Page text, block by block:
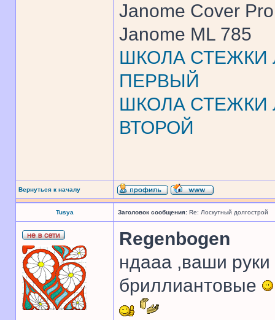
Janome Cover
Janome ML 785
ШКОЛА СТЕЖКИ
ПЕРВЫЙ
ШКОЛА СТЕЖКИ
ВТОРОЙ
Вернуться к началу
Tusya Заголовок сообщения: Re: Лоскутный долгострой
Regenbogen
ндааа ,ваши
бриллиантовые